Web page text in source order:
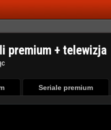
premium + telewizja
Seriale premium